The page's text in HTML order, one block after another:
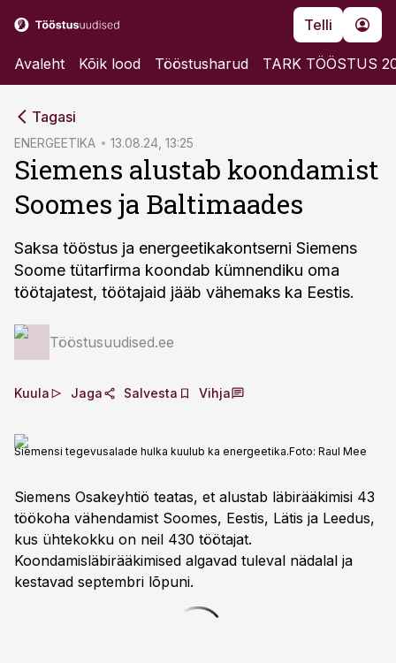
Telli
Avaleht Kõik lood Tööstusharud TARK TÖÖSTUS
Tagasi
ENERGEETIKA 13.08.24, 13:25
Siemens alustab koondamist
Soomes ja Baltimaades
Saksa tööstus ja energeetikakontserni Siemens
Soome tütarfirma koondab kümnendiku oma
töötajatest, töötajaid jääb vähemaks ka Eestis.
Tööstusuudised.ee
Kuula Jaga Salvesta Vihja
Siemensi tegevusalade hulka kuulub ka energeetika.Foto: Raul Mee
Siemens Osakeyhtiö teatas, et alustab läbirääkimisi 43
töökoha vähendamist Soomes, Eestis, Lätis ja Leedus,
kus ühtekokku on neil 430 töötajat.
Koondamisläbirääkimised algavad tuleval nädalal ja
kestavad septembri lõpuni.